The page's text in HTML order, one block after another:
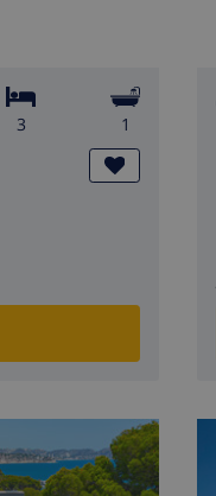
3 1